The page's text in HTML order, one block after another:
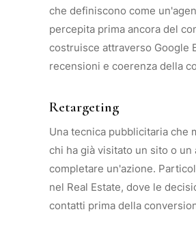
che definiscono come
percepita prima ancora del
costruisce attraverso Google
recensioni e coerenza della
Retargeting
Una tecnica pubblicitaria che
chi ha già visitato un sito o un
completare un'azione.
nel Real Estate, dove le
contatti prima della